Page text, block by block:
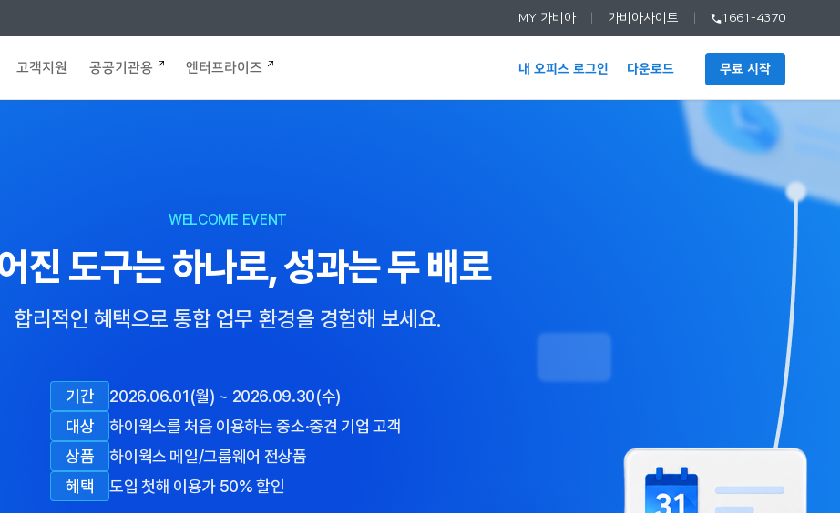
MY 가비아 가비아사이트 1661-4370
고객지원 공공기관용 엔터프라이즈 내 오피스 로그인 다운로드 무료 시작
WELCOME EVENT
진 도구는 하나로,성과는 두 배로
합리적인 혜택으로 통합 업무 환경을 경험해 보세요.
기간
2026.06.01(월) ~ 2026.09.30(수)
대상
하이웍스를 처음 이용하는 중소·중견 기업 고객
상품
하이웍스 메일/그룹웨어 전상품
혜택
도입 첫해 이용가 50% 할인